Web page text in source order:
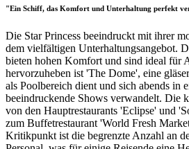
"Ein Schiff, das Komfort und Unterhaltung perfekt
Die Star Princess beeindruckt mit ihrer
dem vielfältigen Unterhaltungsangebot.
bieten hohen Komfort und sind ideal für
hervorzuheben ist 'The Dome', eine
als Poolbereich dient und sich abends in
beeindruckende Shows verwandelt. Die
von den Hauptrestaurants 'Eclipse' und
zum Buffetrestaurant 'World Fresh
Kritikpunkt ist die begrenzte Anzahl an